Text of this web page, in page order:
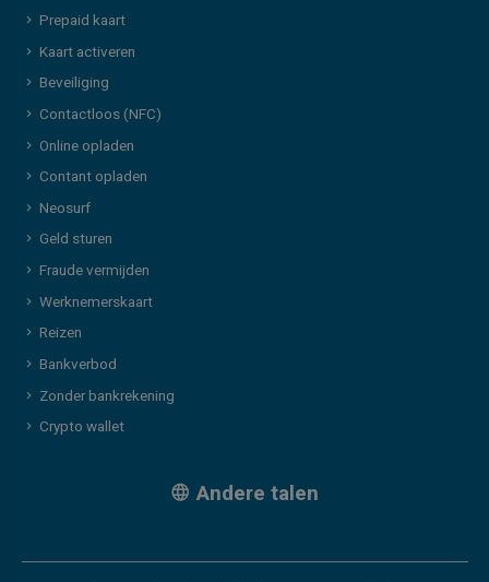
Prepaid kaart
Kaart activeren
Beveiliging
Contactloos (NFC)
Online opladen
Contant opladen
Neosurf
Geld sturen
Fraude vermijden
Werknemerskaart
Reizen
Bankverbod
Zonder bankrekening
Crypto wallet
Andere talen